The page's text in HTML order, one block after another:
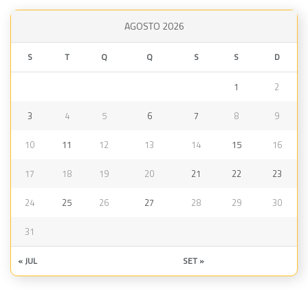
AGOSTO 2026
S T Q Q S S D
1 2
3 4 5 6 7 8 9
10 11 12 13 14 15 16
17 18 19 20 21 22 23
24 25 26 27 28 29 30
31
« JUL SET »